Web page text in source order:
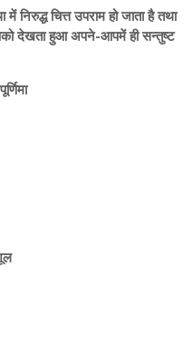
चित्त उपराम हो जाता है तथा
देखता हुआ अपने-आपमें ही सन्तुष्ट